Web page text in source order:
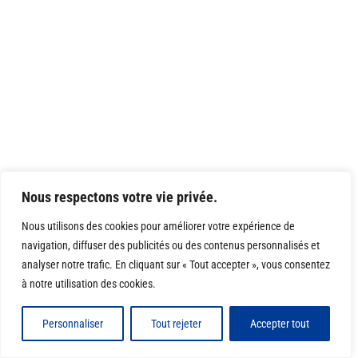
Nous respectons votre vie privée.
Nous utilisons des cookies pour améliorer votre expérience de
navigation, diffuser des publicités ou des contenus personnalisés et
analyser notre trafic. En cliquant sur « Tout accepter », vous consentez
à notre utilisation des cookies.
Personnaliser Tout rejeter Accepter tout